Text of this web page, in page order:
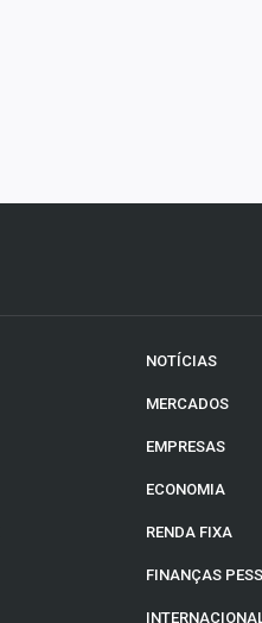
NOTÍCIAS
MERCADOS
EMPRESAS
ECONOMIA
RENDA FIXA
FINANÇAS